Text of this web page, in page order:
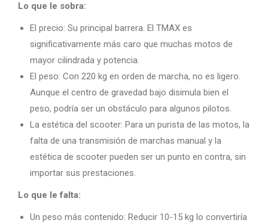
Lo que le sobra:
El precio: Su principal barrera. El TMAX es
significativamente más caro que muchas motos de
mayor cilindrada y potencia.
El peso: Con 220 kg en orden de marcha, no es ligero.
Aunque el centro de gravedad bajo disimula bien el
peso, podría ser un obstáculo para algunos pilotos.
La estética del scooter: Para un purista de las motos, la
falta de una transmisión de marchas manual y la
estética de scooter pueden ser un punto en contra, sin
importar sus prestaciones.
Lo que le falta:
Un peso más contenido: Reducir 10-15 kg lo convertiría